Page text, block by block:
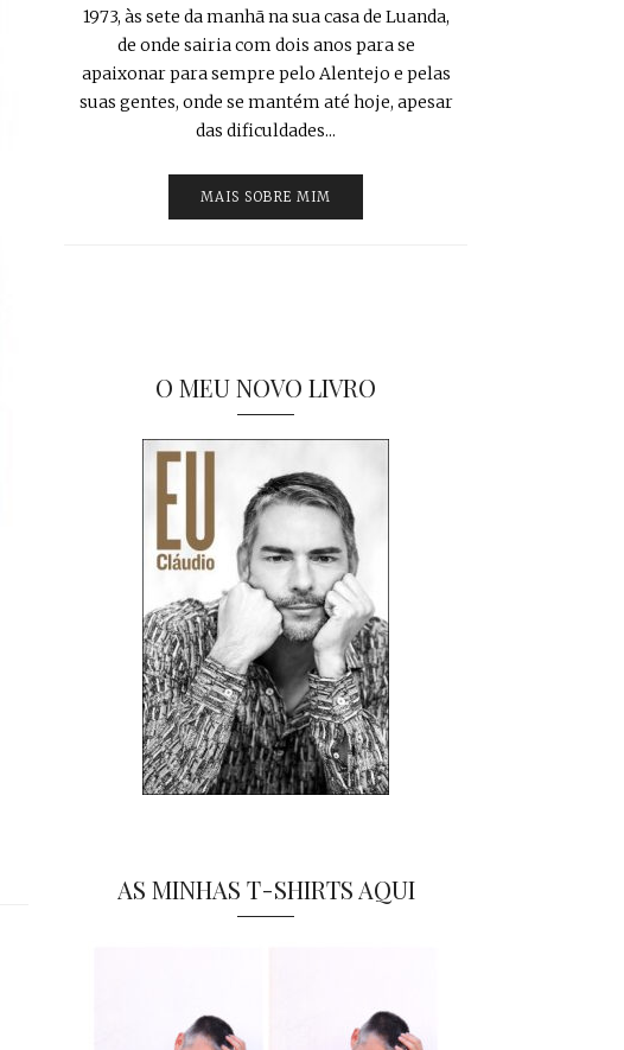
1973, às sete da manhã na sua casa de Luanda,
de onde sairia com dois anos para se
apaixonar para sempre pelo Alentejo e pelas
suas gentes, onde se mantém até hoje, apesar
das dificuldades...
MAIS SOBRE MIM
O MEU NOVO LIVRO
AS MINHAS T-SHIRTS AQUI